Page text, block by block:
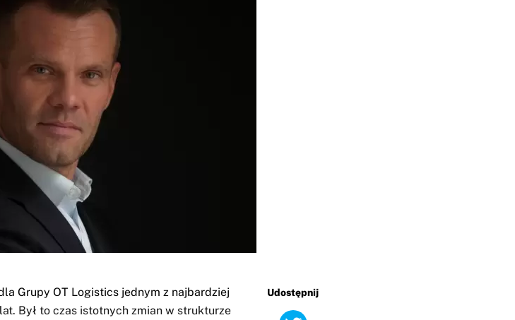
Udostępnij
Grupy OT Logistics jednym z najbardziej
Był to czas istotnych zmian w strukturze